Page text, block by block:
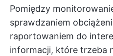
Pomiędzy
sprawdzaniem
raportowaniem do
informacji, które trzeba